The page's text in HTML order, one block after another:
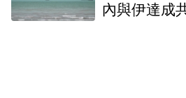
內與伊達成